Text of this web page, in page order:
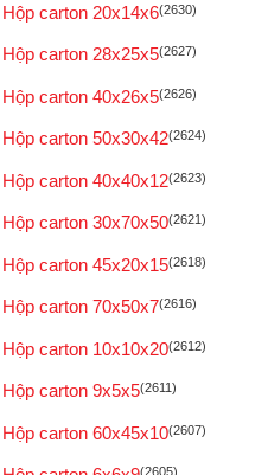
Hộp carton 20x14x6(2630)
Hộp carton 28x25x5(2627)
Hộp carton 40x26x5(2626)
Hộp carton 50x30x42(2624)
Hộp carton 40x40x12(2623)
Hộp carton 30x70x50(2621)
Hộp carton 45x20x15(2618)
Hộp carton 70x50x7(2616)
Hộp carton 10x10x20(2612)
Hộp carton 9x5x5(2611)
Hộp carton 60x45x10(2607)
(2605)